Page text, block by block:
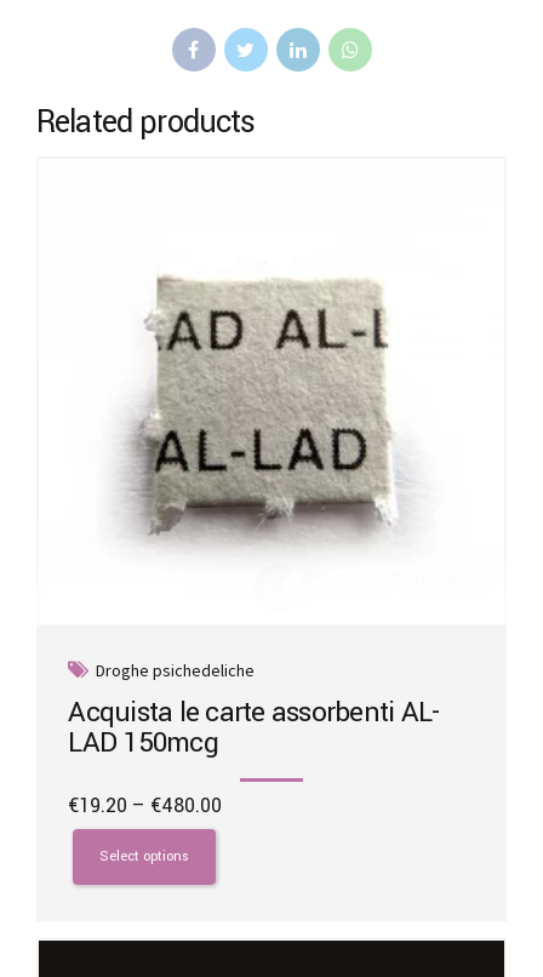
Related products
Droghe psichedeliche
Acquista le carte assorbenti AL-
LAD 150mcg
€19.20 – €480.00
Select options
This
product
has